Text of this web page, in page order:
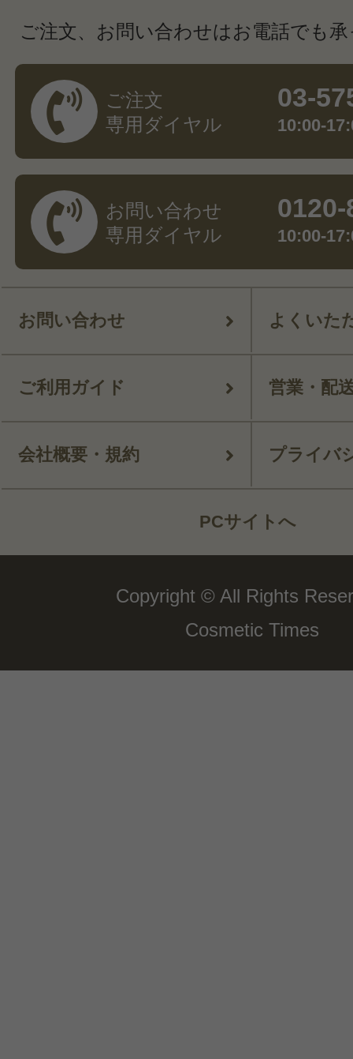
ご注文、お問い合わせはお電話でも
ご注文
専用ダイヤル
03-
10:00-
お問い合わせ
専用ダイヤル
10:00-
お問い合わせ よくいた
ご利用ガイド 営業・配
会社概要・規約 プライバ
PCサイトへ
Copyright © All Rights
Cosmetic Times